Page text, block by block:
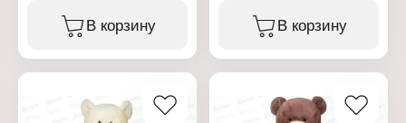
Тип товара: Мягкая
игрушка
Модель: "Лиса Плюша"
В корзину
Тип товара: Мягкая
игрушка
Модель: "Лиса"
В корзину